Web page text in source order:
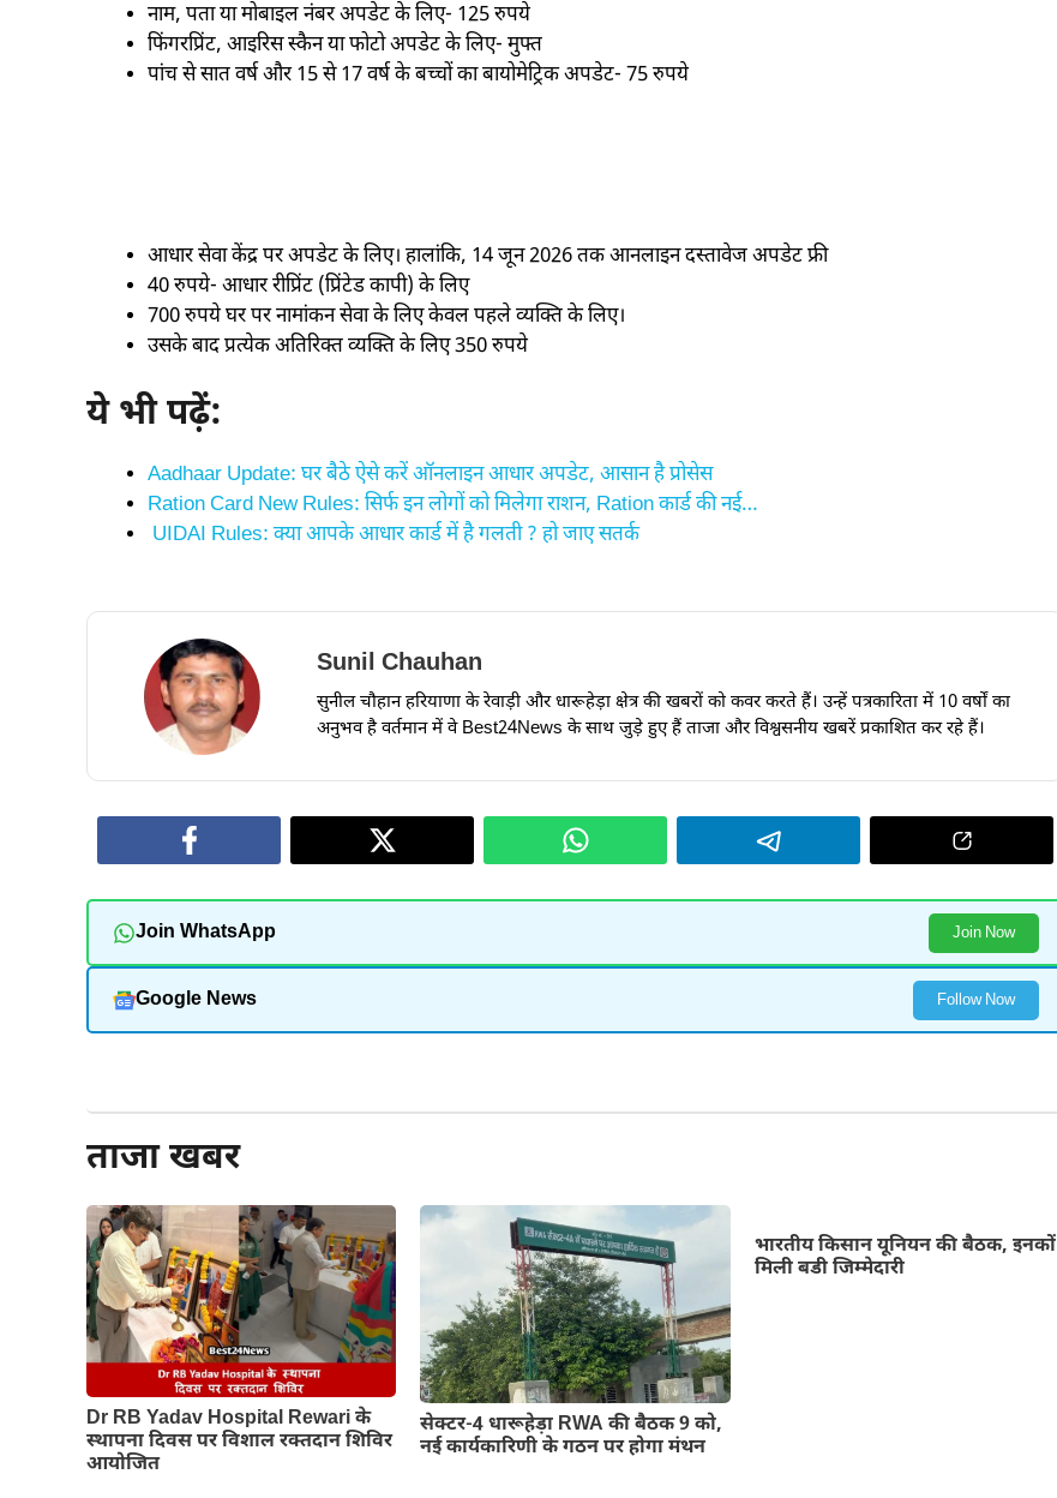
नाम, पता या मोबाइल नंबर अपडेट के लिए- 125 रुपये
फिंगरप्रिंट, आइरिस स्कैन या फोटो अपडेट के लिए- मुफ्त
पांच से सात वर्ष और 15 से 17 वर्ष के बच्चों का बायोमेट्रिक अपडेट- 75 रुपये
आधार सेवा केंद्र पर अपडेट के लिए। हालांकि, 14 जून 2026 तक आनलाइन दस्तावेज अपडेट फ्री
40 रुपये- आधार रीप्रिंट (प्रिंटेड कापी) के लिए
700 रुपये घर पर नामांकन सेवा के लिए केवल पहले व्यक्ति के लिए।
उसके बाद प्रत्येक अतिरिक्त व्यक्ति के लिए 350 रुपये
ये भी पढ़ें:
Aadhaar Update: घर बैठे ऐसे करें ऑनलाइन आधार अपडेट, आसान है प्रोसेस
Ration Card New Rules: सिर्फ इन लोगों को मिलेगा राशन, Ration कार्ड की नई…
UIDAI Rules: क्या आपके आधार कार्ड में है गलती ? हो जाए सतर्क
Sunil Chauhan
सुनील चौहान हरियाणा के रेवाड़ी और धारूहेड़ा क्षेत्र की खबरों को कवर करते हैं। उन्हें पत्रकारिता में 10 वर्षों का
अनुभव है वर्तमान में वे Best24News के साथ जुड़े हुए हैं ताजा और विश्वसनीय खबरें प्रकाशित कर रहे हैं।
Join WhatsApp Join Now
Google News Follow Now
ताजा खबर
Dr RB Yadav Hospital Rewari के
स्थापना दिवस पर विशाल रक्तदान शिविर
आयोजित
सेक्टर-4 धारूहेड़ा RWA की बैठक 9 को,
नई कार्यकारिणी के गठन पर होगा मंथन
भारतीय किसान यूनियन की बैठक, इनकों
मिली बडी जिम्मेदारी